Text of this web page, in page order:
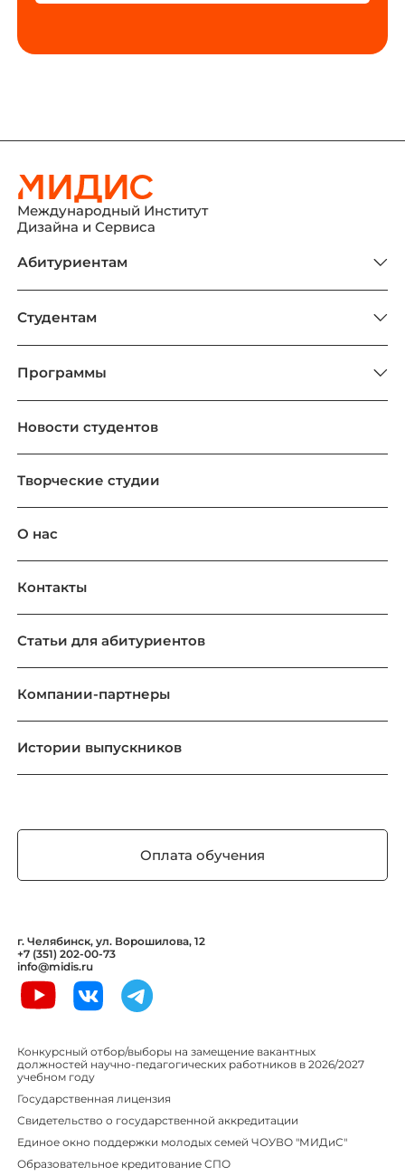
Международный Институт
Дизайна и Сервиса
Новости студентов
Творческие студии
О нас
Контакты
Статьи для абитуриентов
Компании-партнеры
Истории выпускников
Программы
Абитуриентам
Студентам
Оплата обучения
г. Челябинск, ул. Ворошилова, 12
+7 (351) 202-00-73
info@midis.ru
Конкурсный отбор/выборы на замещение вакантных
должностей научно-педагогических работников в 2026/2027
учебном году
Государственная лицензия
Свидетельство о государственной аккредитации
Единое окно поддержки молодых семей ЧОУВО "МИДиС"
Образовательное кредитование СПО